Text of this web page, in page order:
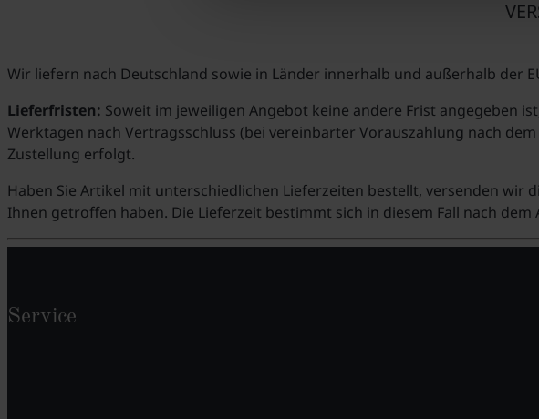
Wir liefern nach Deutschland sowie in Länder innerhalb und außerhalb der
Lieferfristen: Soweit im jeweiligen Angebot keine andere Frist angegeben
Werktagen nach Vertragsschluss (bei vereinbarter Vorauszahlung nach
Zustellung erfolgt.
Haben Sie Artikel mit unterschiedlichen Lieferzeiten bestellt, versenden
Ihnen getroffen haben. Die Lieferzeit bestimmt sich in diesem Fall nach
Service